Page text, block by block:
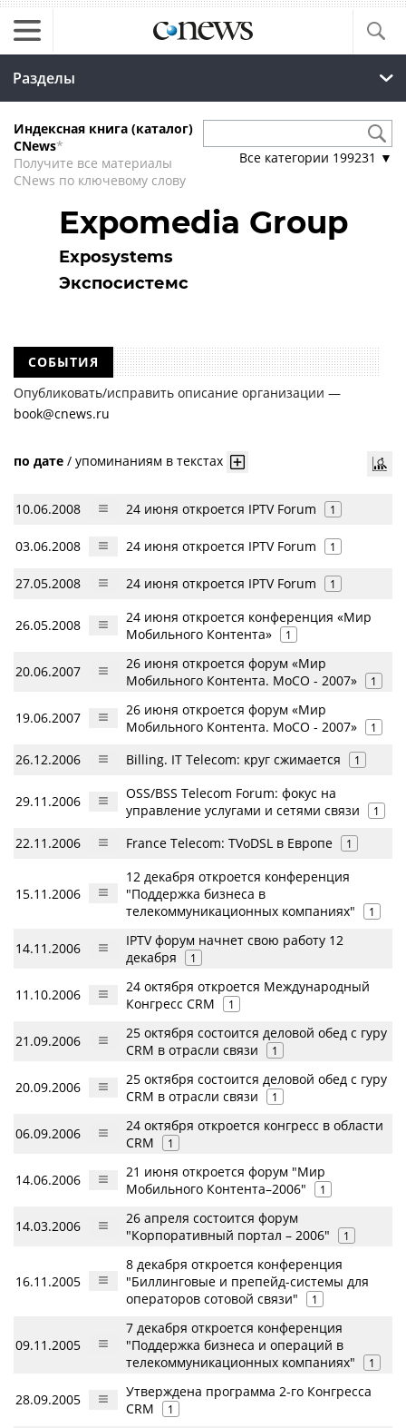
Разделы
Индексная книга (каталог)
CNews*
Получите все материалы
CNews по ключевому слову
Все категории 199231 ▼
Expomedia Group
Exposystems
Экспосистемс
СОБЫТИЯ
Опубликовать/исправить описание организации —
book@cnews.ru
по дате / упоминаниям в текстах
10.06.2008 24 июня откроется IPTV Forum 1
03.06.2008 24 июня откроется IPTV Forum 1
27.05.2008 24 июня откроется IPTV Forum 1
26.05.2008
24 июня откроется конференция «Мир
Мобильного Контента»
1
20.06.2007
26 июня откроется форум «Мир
Мобильного Контента. MoCO - 2007»
1
19.06.2007
26 июня откроется форум «Мир
Мобильного Контента. MoCO - 2007»
1
26.12.2006 Billing. IT Telecom: круг сжимается 1
29.11.2006
OSS/BSS Telecom Forum: фокус на
управление услугами и сетями связи
1
22.11.2006 France Telecom: TVoDSL в Европе 1
15.11.2006
12 декабря откроется конференция
"Поддержка бизнеса в
телекоммуникационных компаниях"
1
14.11.2006
IPTV форум начнет свою работу 12
декабря
1
11.10.2006
24 октября откроется Международный
Конгресс CRM
1
21.09.2006
25 октября состоится деловой обед с гуру
CRM в отрасли связи
1
20.09.2006
25 октября состоится деловой обед с гуру
CRM в отрасли связи
1
06.09.2006
24 октября откроется конгресс в области
CRM
1
14.06.2006
21 июня откроется форум "Мир
Мобильного Контента–2006"
1
14.03.2006
26 апреля состоится форум
"Корпоративный портал – 2006"
1
16.11.2005
8 декабря откроется конференция
"Биллинговые и препейд-системы для
операторов сотовой связи"
1
09.11.2005
7 декабря откроется конференция
"Поддержка бизнеса и операций в
телекоммуникационных компаниях"
1
28.09.2005
Утверждена программа 2-го Конгресса
CRM
1